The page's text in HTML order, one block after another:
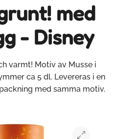
med
- Disney
varmt! Motiv av Musse i
ca 5 dl. Levereras i en
med samma motiv.